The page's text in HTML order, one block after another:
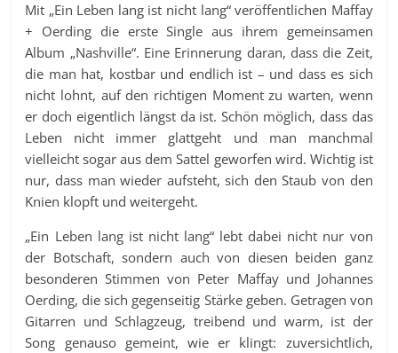
Mit „Ein Leben lang ist nicht lang“ veröffentlichen Maffay
+ Oerding die erste Single aus ihrem gemeinsamen
Album „Nashville“. Eine Erinnerung daran, dass die Zeit,
die man hat, kostbar und endlich ist – und dass es sich
nicht lohnt, auf den richtigen Moment zu warten, wenn
er doch eigentlich längst da ist. Schön möglich, dass das
Leben nicht immer glattgeht und man manchmal
vielleicht sogar aus dem Sattel geworfen wird. Wichtig ist
nur, dass man wieder aufsteht, sich den Staub von den
Knien klopft und weitergeht.
„Ein Leben lang ist nicht lang“ lebt dabei nicht nur von
der Botschaft, sondern auch von diesen beiden ganz
besonderen Stimmen von Peter Maffay und Johannes
Oerding, die sich gegenseitig Stärke geben. Getragen von
Gitarren und Schlagzeug, treibend und warm, ist der
Song genauso gemeint, wie er klingt: zuversichtlich,